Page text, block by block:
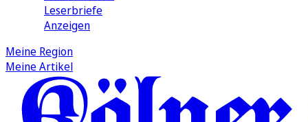
Leserbriefe
Anzeigen
Meine Region
Meine Artikel